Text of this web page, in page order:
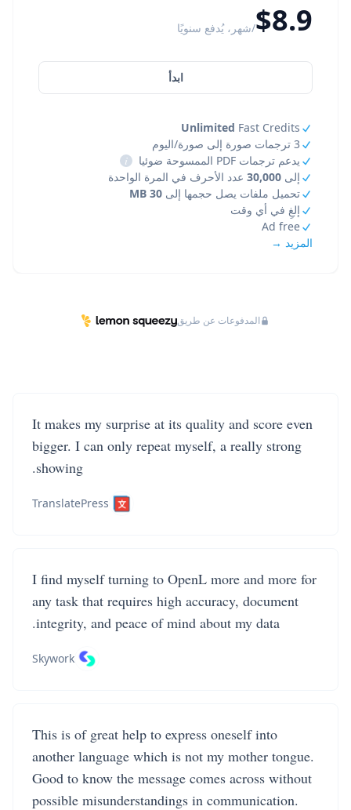
$8.9/شهر، يُدفع سنويًا
ابدأ
Unlimited Fast Credits
3 ترجمات صورة إلى صورة/اليوم
يدعم ترجمات PDF الممسوحة ضوئيا
i
إلى 30,000 عدد الأحرف في المرة الواحدة
تحميل ملفات يصل حجمها إلى 30 MB
إلغِ في أي وقت
Ad free
المزيد →
المدفوعات عن طريق
It makes my surprise at its quality and score even
bigger. I can only repeat myself, a really strong
showing.
TranslatePress
I find myself turning to OpenL more and more for
any task that requires high accuracy, document
integrity, and peace of mind about my data.
Skywork
This is of great help to express oneself into
another language which is not my mother tongue.
Good to know the message comes across without
possible misunderstandings in communication.